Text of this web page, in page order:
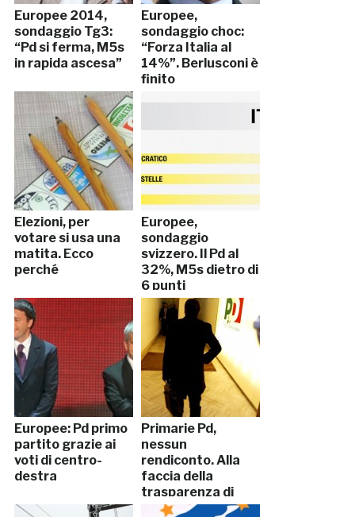
Europee 2014,
sondaggio Tg3:
“Pd si ferma, M5s
in rapida ascesa”
Europee,
sondaggio choc:
“Forza Italia al
14%”. Berlusconi è
finito
Elezioni, per
votare si usa una
matita. Ecco
perché
Europee,
sondaggio
svizzero. Il Pd al
32%, M5s dietro di
6 punti
Europee: Pd primo
partito grazie ai
voti di centro-
destra
Primarie Pd,
nessun
rendiconto. Alla
faccia della
trasparenza di
Renzi